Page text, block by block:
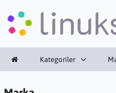
Kategoriler